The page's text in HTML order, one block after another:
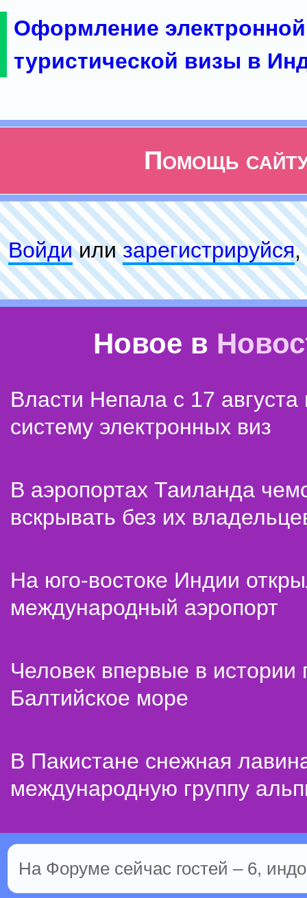
Оформление электронной
туристической визы в
Помощь
Войдиилизарeгиcтpируйся,
Новое в
Власти Непала с 17 августа
систему электронных виз
В аэропортах Таиланда
вскрывать без их
На юго-востоке Индии
международный аэропорт
Человек впервые в истории
Балтийское море
В Пакистане снежная
международную группу
На Форуме сейчас гостей – 6,